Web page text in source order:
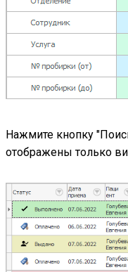
Нажмите кнопку
отображены только